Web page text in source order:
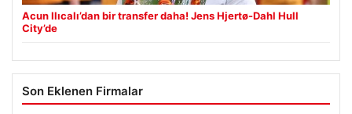
Acun Ilıcalı’dan bir transfer daha! Jens Hjertø-Dahl Hull
City’de
Son Eklenen Firmalar